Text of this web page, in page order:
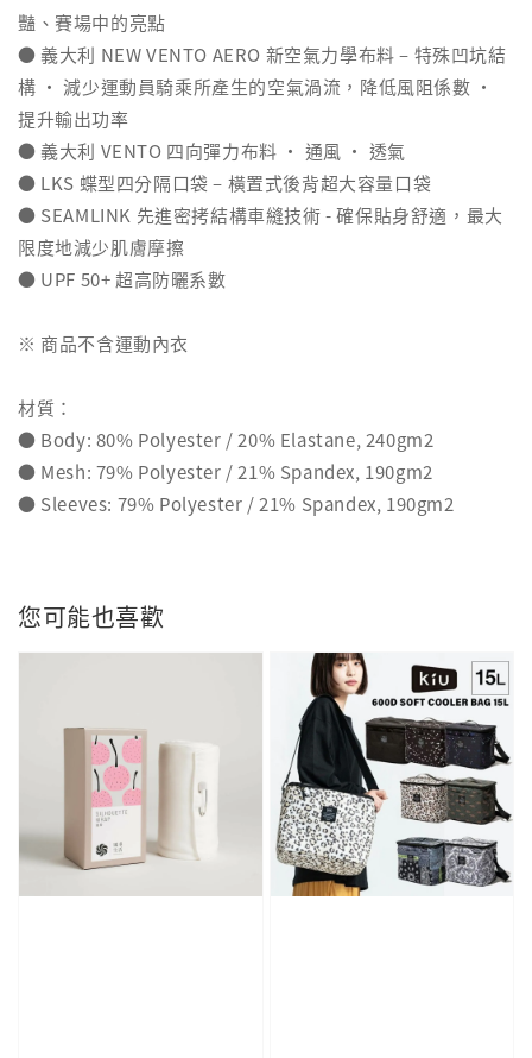
豔、賽場中的亮點
● 義大利 NEW VENTO AERO 新空氣力學布料 – 特殊凹坑結
構 ‧ 減少運動員騎乘所產生的空氣渦流，降低風阻係數 ‧
提升輸出功率
● 義大利 VENTO 四向彈力布料 ‧ 通風 ‧ 透氣
● LKS 蝶型四分隔口袋 – 橫置式後背超大容量口袋
● SEAMLINK 先進密拷結構車縫技術 - 確保貼身舒適，最大
限度地減少肌膚摩擦
● UPF 50+ 超高防曬系數
※ 商品不含運動內衣
材質：
● Body: 80% Polyester / 20% Elastane, 240gm2
● Mesh: 79% Polyester / 21% Spandex, 190gm2
● Sleeves: 79% Polyester / 21% Spandex, 190gm2
您可能也喜歡